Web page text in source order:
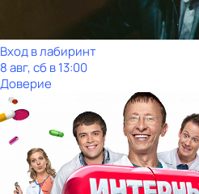
Вход в лабиринт
8 авг, сб в 13:00
Доверие